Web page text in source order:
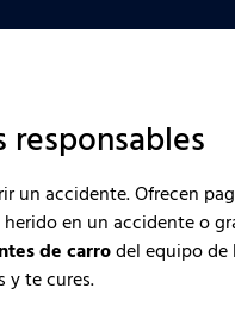
responsables
un accidente. Ofrecen
en un accidente o
de carrodel equipo de
y te cures.